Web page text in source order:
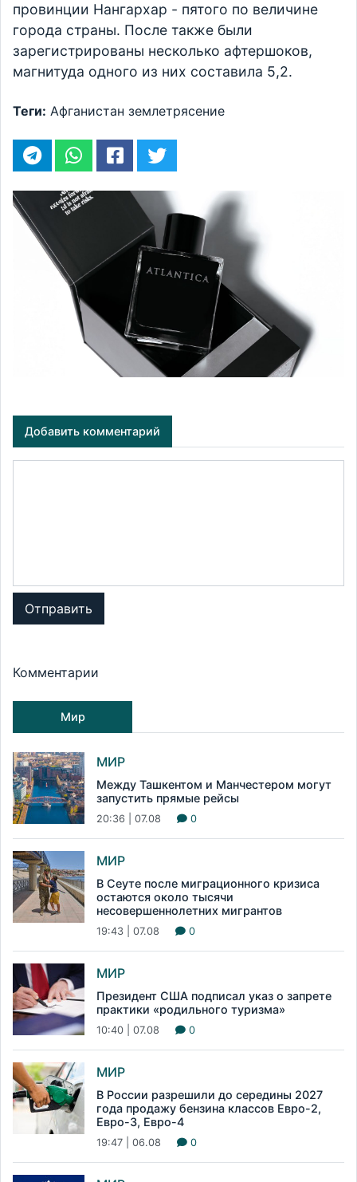
провинции Нангархар - пятого по величине
города страны. После также были
зарегистрированы несколько афтершоков,
магнитуда одного из них составила 5,2.
Теги: Афганистан землетрясение
Добавить комментарий
Отправить
Комментарии
Мир
МИР
Между Ташкентом и Манчестером могут
запустить прямые рейсы
20:36 | 07.08 0
МИР
В Сеуте после миграционного кризиса
остаются около тысячи
несовершеннолетних мигрантов
19:43 | 07.08 0
МИР
Президент США подписал указ о запрете
практики «родильного туризма»
10:40 | 07.08 0
МИР
В России разрешили до середины 2027
года продажу бензина классов Евро-2,
Евро-3, Евро-4
19:47 | 06.08 0